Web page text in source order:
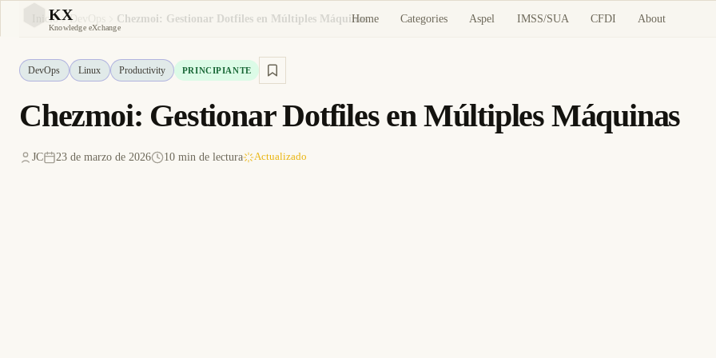
KX
Knowledge eXchange
Home Categories Aspel IMSS/SUA CFDI About
Inicio DevOps Chezmoi: Gestionar Dotfiles en Múltiples Máquinas
DevOps Linux Productivity PRINCIPIANTE
Chezmoi: Gestionar Dotfiles en Múltiples Máquinas
JC 23 de marzo de 2026 10 min de lectura Actualizado